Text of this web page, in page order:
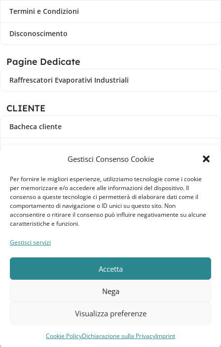
Gestisci Consenso Cookie
Per fornire le migliori esperienze, utilizziamo tecnologie come i cookie
per memorizzare e/o accedere alle informazioni del dispositivo. Il
consenso a queste tecnologie ci permetterà di elaborare dati come il
comportamento di navigazione o ID unici su questo sito. Non
acconsentire o ritirare il consenso può influire negativamente su alcune
caratteristiche e funzioni.
Gestisci servizi
Accetta
Nega
Visualizza preferenze
Cookie PolicyDichiarazione sulla PrivacyImprint
Termini e Condizioni
Disconoscimento
Pagine Dedicate
Raffrescatori Evaporativi Industriali
CLIENTE
Bacheca cliente
Indirizzi
Metodi di pagamento
Dettagli account
Lista dei desideri
Realizzato da
Lista dei desideri
CarrelloMenu